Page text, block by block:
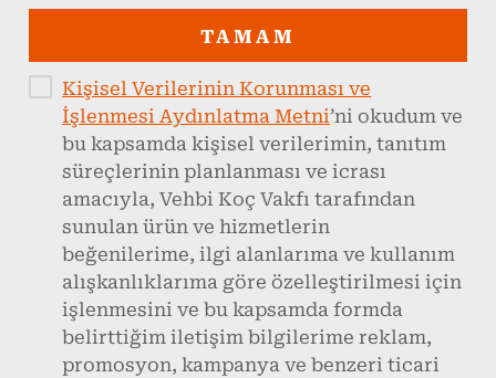
TAMAM
Kişisel Verilerinin Korunması ve
İşlenmesi Aydınlatma Metni’ni okudum ve
bu kapsamda kişisel verilerimin, tanıtım
süreçlerinin planlanması ve icrası
amacıyla, Vehbi Koç Vakfı tarafından
sunulan ürün ve hizmetlerin
beğenilerime, ilgi alanlarıma ve kullanım
alışkanlıklarıma göre özelleştirilmesi için
işlenmesini ve bu kapsamda formda
belirttiğim iletişim bilgilerime reklam,
promosyon, kampanya ve benzeri ticari